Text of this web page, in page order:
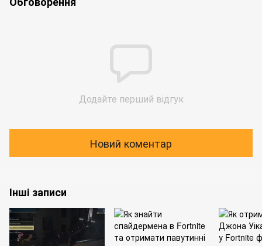
Додайте перший відгук
Новий коментар
Інші записи